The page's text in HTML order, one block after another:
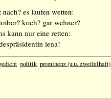
es laufen wetten:
koch? gar wehner?
kann nur eine retten:
lena!
,politik,prominenz (u.u. zweifelhaft)